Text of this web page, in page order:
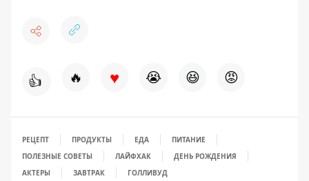
👍 🔥 ♥ 😭 😆 😡
РЕЦЕПТ ПРОДУКТЫ ЕДА
ПИТАНИЕ
ПОЛЕЗНЫЕ СОВЕТЫ
ЛАЙФХАК
ДЕНЬ РОЖДЕНИЯ
АКТЕРЫ
ЗАВТРАК ГОЛЛИВУД